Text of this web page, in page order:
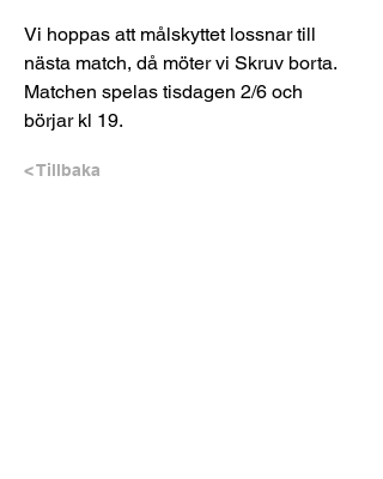
Vi hoppas att målskyttet lossnar till
nästa match, då möter vi Skruv borta.
Matchen spelas tisdagen 2/6 och
börjar kl 19.
< Tillbaka